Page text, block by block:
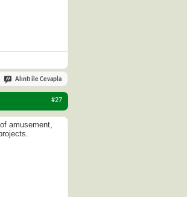
Alıntı ile Cevapla
#27
amusement,